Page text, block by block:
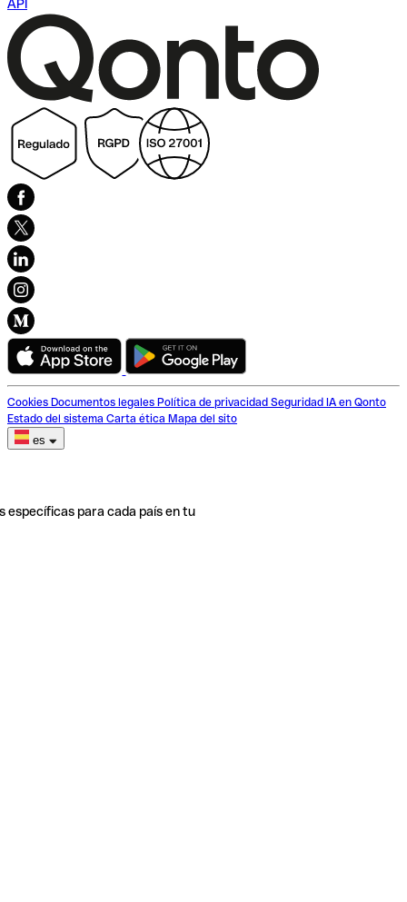
API
Cookies Documentos legales Política de privacidad Seguridad IA en Qonto
Estado del sistema Carta ética Mapa del sito
es
específicas para cada país en tu